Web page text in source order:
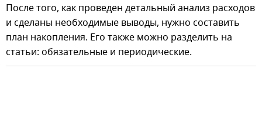
После того, как проведен детальный анализ расходов
и сделаны необходимые выводы, нужно составить
план накопления. Его также можно разделить на
статьи: обязательные и периодические.